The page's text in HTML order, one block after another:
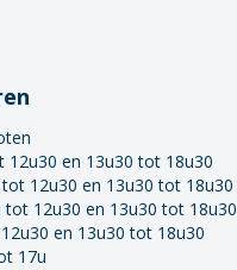
12u30 en 13u30 tot 18u30
12u30 en 13u30 tot 18u30
tot 12u30 en 13u30 tot 18u30
en 13u30 tot 18u30
17u